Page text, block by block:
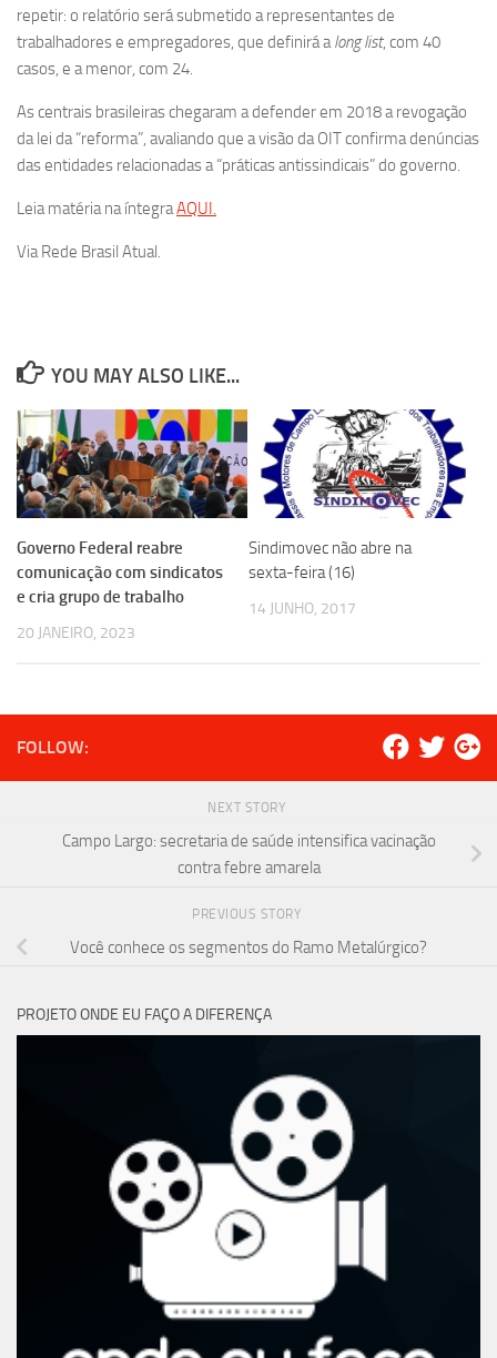
repetir: o relatório será submetido a representantes de
trabalhadores e empregadores, que definirá along list, com 40
casos, e a menor, com 24.
As centrais brasileiras chegaram a defender em 2018 a revogação
da lei da “reforma”, avaliando que a visão da OIT confirma denúncias
das entidades relacionadas a “práticas antissindicais” do governo.
Leia matéria na íntegraAQUI.
Via Rede Brasil Atual.
YOU MAY ALSO LIKE...
Governo Federal reabre
comunicação com sindicatos
e cria grupo de trabalho
20 JANEIRO, 2023
Sindimovec não abre na
sexta-feira (16)
14 JUNHO, 2017
FOLLOW:
NEXT STORY
Campo Largo: secretaria de saúde intensifica vacinação
contra febre amarela
PREVIOUS STORY
Você conhece os segmentos do Ramo Metalúrgico?
PROJETO ONDE EU FAÇO A DIFERENÇA